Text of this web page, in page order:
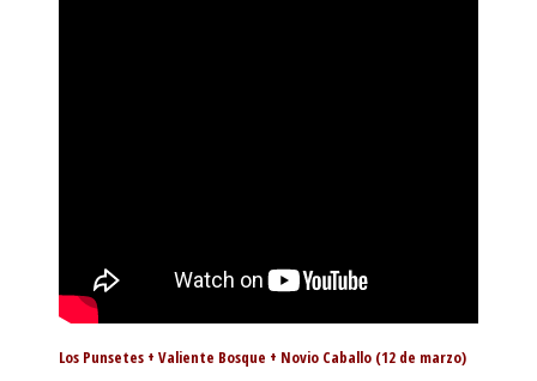
Los Punsetes + Valiente Bosque + Novio Caballo (12 de marzo)